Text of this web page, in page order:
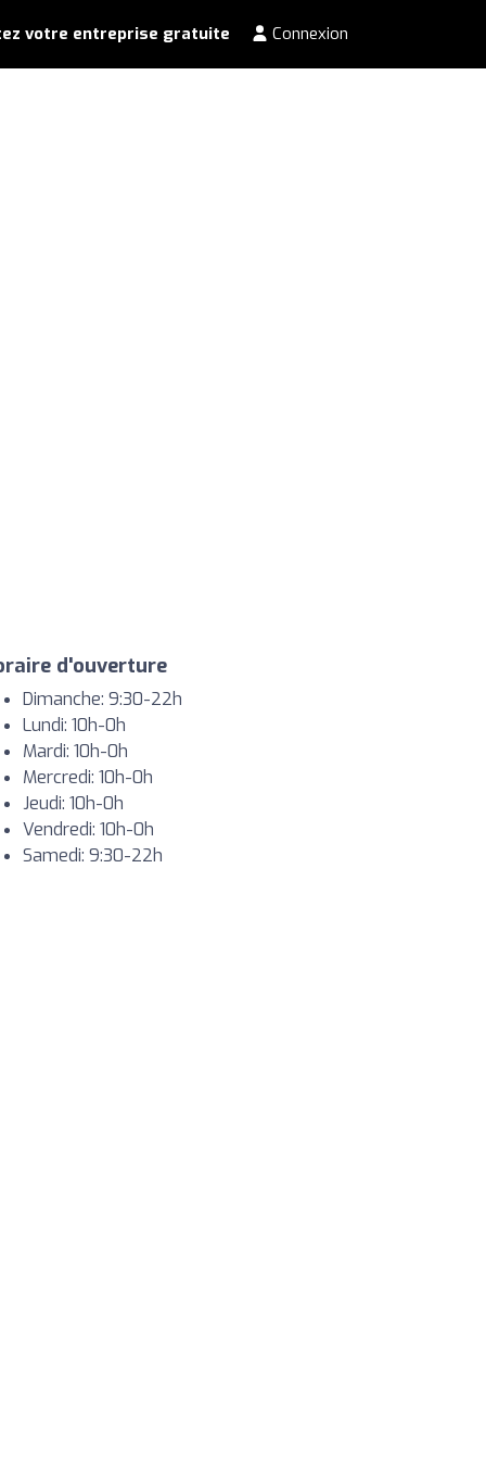
votre entreprise gratuite Connexion
d'ouverture
Dimanche: 9:30-22h
Lundi: 10h-0h
Mardi: 10h-0h
Mercredi: 10h-0h
Jeudi: 10h-0h
Vendredi: 10h-0h
Samedi: 9:30-22h